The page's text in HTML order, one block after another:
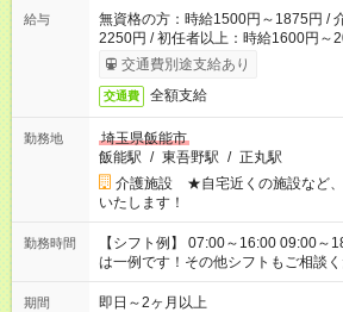
給与
無資格の方：時給1500円～1875円 /
2250円 / 初任者以上：時給1600円～
交通費別途支給あり
交通費 全額支給
勤務地
埼玉県飯能市
飯能駅 / 東吾野駅 / 正丸駅
介護施設 ★自宅近くの施設など
いたします！
勤務時間
【シフト例】 07:00～16:00 09:00～
は一例です！その他シフトもご相談く
期間 即日～2ヶ月以上